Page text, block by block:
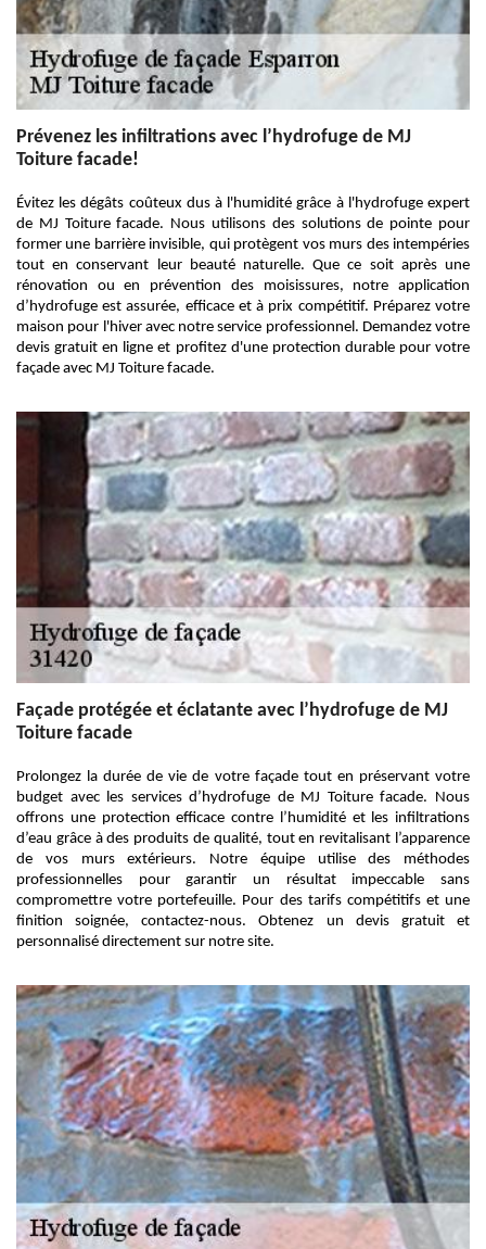
Prévenez les infiltrations avec l’hydrofuge de MJ
Toiture facade!
Évitez les dégâts coûteux dus à l'humidité grâce à l'hydrofuge expert
de MJ Toiture facade. Nous utilisons des solutions de pointe pour
former une barrière invisible, qui protègent vos murs des intempéries
tout en conservant leur beauté naturelle. Que ce soit après une
rénovation ou en prévention des moisissures, notre application
d’hydrofuge est assurée, efficace et à prix compétitif. Préparez votre
maison pour l'hiver avec notre service professionnel. Demandez votre
devis gratuit en ligne et profitez d'une protection durable pour votre
façade avec MJ Toiture facade.
Façade protégée et éclatante avec l’hydrofuge de MJ
Toiture facade
Prolongez la durée de vie de votre façade tout en préservant votre
budget avec les services d’hydrofuge de MJ Toiture facade. Nous
offrons une protection efficace contre l’humidité et les infiltrations
d’eau grâce à des produits de qualité, tout en revitalisant l’apparence
de vos murs extérieurs. Notre équipe utilise des méthodes
professionnelles pour garantir un résultat impeccable sans
compromettre votre portefeuille. Pour des tarifs compétitifs et une
finition soignée, contactez-nous. Obtenez un devis gratuit et
personnalisé directement sur notre site.